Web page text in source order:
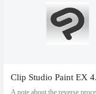
Clip Studio Paint EX
fix+v2.0.6 For MacOS
A note about the reverse